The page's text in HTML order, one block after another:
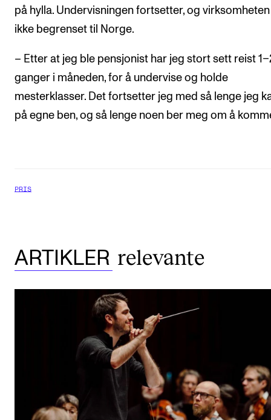
på hylla. Undervisningen fortsetter, og
ikke begrenset til Norge.
– Etter at jeg ble pensjonist har jeg stort sett reist
ganger i måneden, for å undervise og holde
mesterklasser. Det fortsetter jeg med så lenge jeg
på egne ben, og så lenge noen ber meg om å
PRIS
ARTIKLER relevante